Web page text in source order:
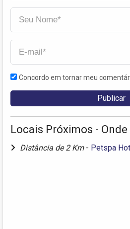
Concordo em tornar meu
Locais Próximos - Onde
Distância de 2 Km - Petspa